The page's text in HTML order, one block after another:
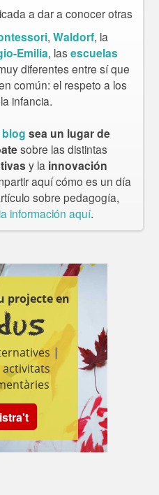
a dar a conocer otras
, Waldorf, la
Emilia, las escuelas
diferentes entre sí que
común: el respeto a los
infancia.
sea un lugar de
sobre las distintas
y la innovación
aquí cómo es un día
sobre pedagogía,
información aquí.
projecte en
|